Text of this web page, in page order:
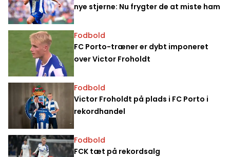
nye stjerne: Nu frygter de at miste ham
Fodbold
FC Porto-træner er dybt imponeret
over Victor Froholdt
Fodbold
Victor Froholdt på plads i FC Porto i
rekordhandel
Fodbold
FCK tæt på rekordsalg